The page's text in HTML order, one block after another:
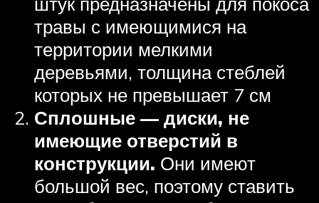
травы с имеющимися на
территории мелкими
деревьями, толщина стеблей
которых не превышает 7 см
Сплошные — диски, не
имеющие отверстий в
конструкции. Они имеют
большой вес, поэтому ставить